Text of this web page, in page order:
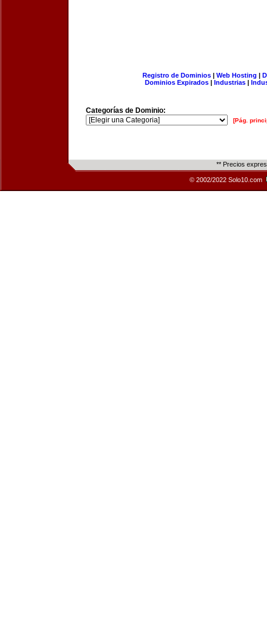
Registro de Dominios| Web Hosting |
Dominios Expirados | Industrias |
Categorías de Dominio:
[Pág.
** Precios
© 2002/2022 Solo10.com